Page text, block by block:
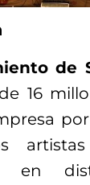
de
16
en